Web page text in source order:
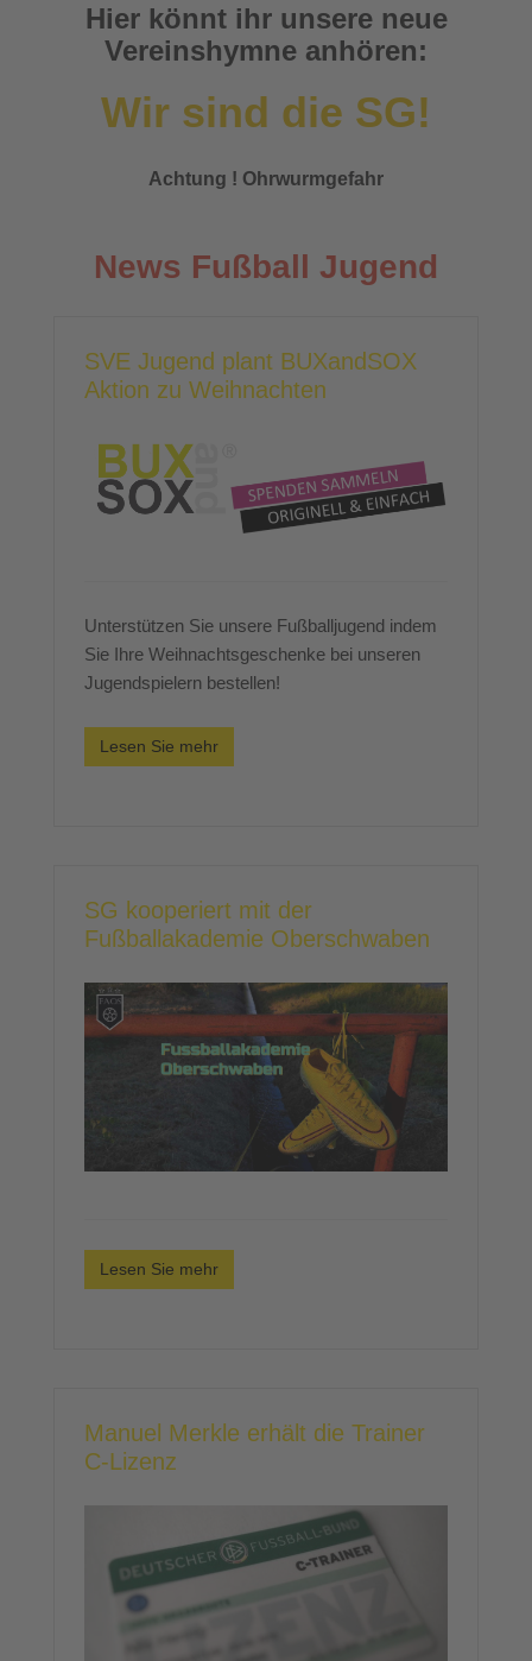
Hier könnt ihr unsere neue
Vereinshymne anhören:
Wir sind die SG!
Achtung ! Ohrwurmgefahr
News Fußball Jugend
SVE Jugend plant BUXandSOX
Aktion zu Weihnachten
Unterstützen Sie unsere Fußballjugend indem
Sie Ihre Weihnachtsgeschenke bei unseren
Jugendspielern bestellen!
Lesen Sie mehr
SG kooperiert mit der
Fußballakademie Oberschwaben
Lesen Sie mehr
Manuel Merkle erhält die Trainer
C-Lizenz